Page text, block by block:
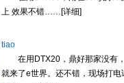
就来了e世界。还不错，现场打电话
确认……[详细]